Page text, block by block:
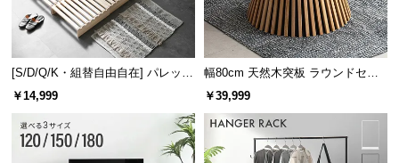
[S/D/Q/K・組替自由自在] パレット
ベッド 8/12/16枚セット
￥14,999
幅80cm 天然木突板 ラウンドセン
ターテーブル 美しい格子デザイン
￥39,999